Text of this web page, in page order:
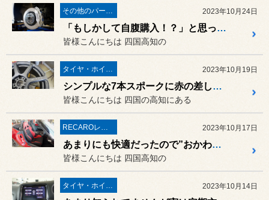
2023年10月24日
「もしかして自腹購入！？」と思っちゃうぐらいギリギリでしたが、ミリ単位の絶妙なクリアランスでバッチリ仕上がりました！トヨタ 86（ZN6）に「ENDLESS 6POTライト＆S4Rキャリパーキット」の取り付け！
皆様こんにちは 四国高知の
2023年10月19日
シンプルな7本スポークに赤の差し色を加えたら迫力のある仕上がりになりました！ホンダ シビック（FK7）に「WORK EMOTION T7R」の取り付け！
皆様こんにちは 四国の高知にある
2023年10月17日
あまりにも快適だったので”おかわり”しちゃいました！マツダ ロードスター（ND5RC）に「RECARO SR-7 GU100H」の取り付け！
皆様こんにちは 四国高知の
2023年10月14日